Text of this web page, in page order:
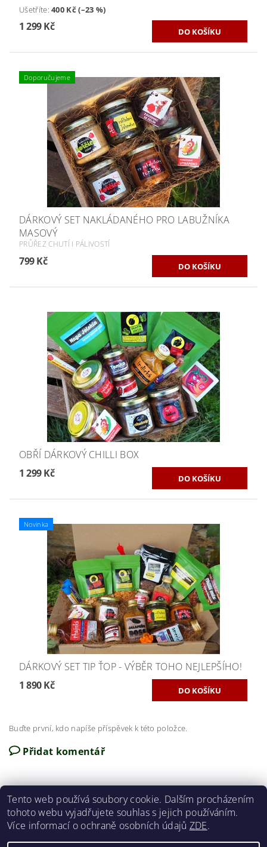
Ušetříte:400 Kč (–23 %)
1 299 Kč
Doporučujeme
DÁRKOVÝ SET NAKLÁDANÉHO PRO LABUŽNÍKA
MASOVÝ
PRŮŘEZ CHUTÍ I PÁLIVOSTÍ
799 Kč
OBŘÍ DÁRKOVÝ CHILLI BOX
1 299 Kč
Novinka
DÁRKOVÝ SET TIP ŤOP - VÝBĚR TOHO NEJLEPŠÍHO!
1 890 Kč
Buďte první, kdo napíše příspěvek k této položce.
Přidat komentář
Obchodní podmínky | Reklamační řád
Tento web používá soubory cookie. Dalším procházením
tohoto webu vyjadřujete souhlas s jejich používáním.
Více informací o ochraně osobních údajů ZDE.